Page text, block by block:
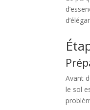
Avant
le sol